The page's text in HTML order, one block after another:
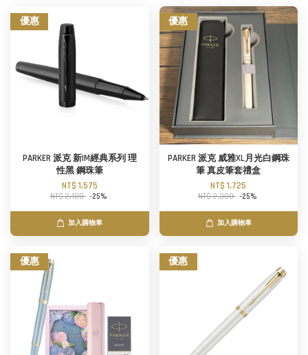
優惠
PARKER 派克 新IM經典系列 理
性黑 鋼珠筆
NT$ 1,575
NT$ 2,100 -25%
加入購物車
優惠
PARKER 派克 威雅XL月光白鋼珠
筆 真皮筆套禮盒
NT$ 1,725
NT$ 2,300 -25%
加入購物車
優惠 優惠